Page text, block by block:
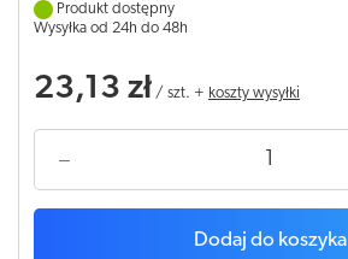
Produkt dostępny
Wysyłka od 24h do 48h
23,13 zł / szt. + koszty wysyłki
Dodaj do koszyka